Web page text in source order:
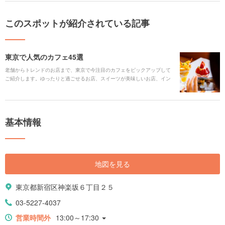
このスポットが紹介されている記事
東京で人気のカフェ45選
老舗からトレンドのお店まで、東京で今注目のカフェをピックアップして
ご紹介します。ゆったりと過ごせるお店、スイーツが美味しいお店、イン
基本情報
地図を見る
東京都新宿区神楽坂６丁目２５
03-5227-4037
営業時間外 13:00～17:30